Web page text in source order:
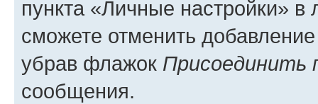
пункта «Личные настройки»
сможете отменить
убрав флажок Присоединить
сообщения.